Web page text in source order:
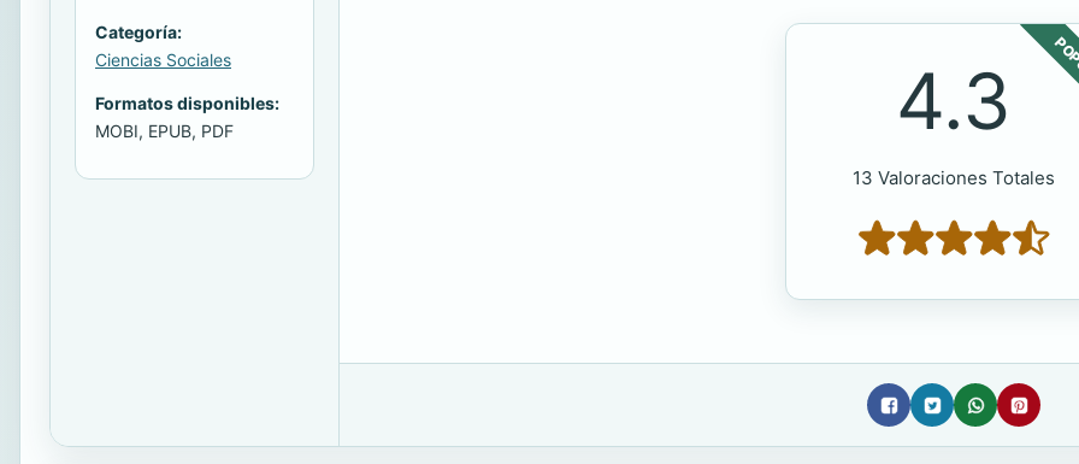
Categoría:
Ciencias Sociales
Formatos disponibles:
MOBI, EPUB, PDF
4.3
13 Valoraciones Totales